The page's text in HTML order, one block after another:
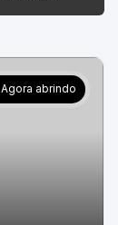
Agora abrindo